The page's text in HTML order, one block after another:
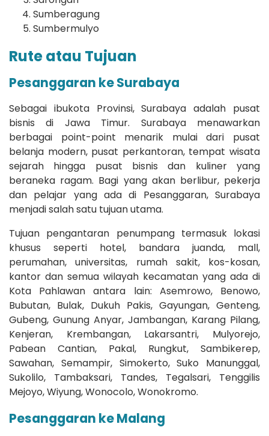
Sumberagung
Sumbermulyo
Rute atau Tujuan
Pesanggaran ke Surabaya
Sebagai ibukota Provinsi, Surabaya adalah pusat
bisnis di Jawa Timur. Surabaya menawarkan
berbagai point-point menarik mulai dari pusat
belanja modern, pusat perkantoran, tempat wisata
sejarah hingga pusat bisnis dan kuliner yang
beraneka ragam. Bagi yang akan berlibur, pekerja
dan pelajar yang ada di Pesanggaran, Surabaya
menjadi salah satu tujuan utama.
Tujuan pengantaran penumpang termasuk lokasi
khusus seperti hotel, bandara juanda, mall,
perumahan, universitas, rumah sakit, kos-kosan,
kantor dan semua wilayah kecamatan yang ada di
Kota Pahlawan antara lain: Asemrowo, Benowo,
Bubutan, Bulak, Dukuh Pakis, Gayungan, Genteng,
Gubeng, Gunung Anyar, Jambangan, Karang Pilang,
Kenjeran, Krembangan, Lakarsantri, Mulyorejo,
Pabean Cantian, Pakal, Rungkut, Sambikerep,
Sawahan, Semampir, Simokerto, Suko Manunggal,
Sukolilo, Tambaksari, Tandes, Tegalsari, Tenggilis
Mejoyo, Wiyung, Wonocolo, Wonokromo.
Pesanggaran ke Malang